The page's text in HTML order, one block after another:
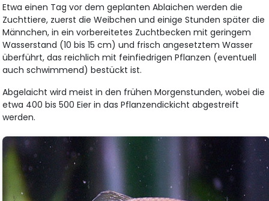
Etwa einen Tag vor dem geplanten Ablaichen werden die
Zuchttiere, zuerst die Weibchen und einige Stunden später die
Männchen, in ein vorbereitetes Zuchtbecken mit geringem
Wasserstand (10 bis 15 cm) und frisch angesetztem Wasser
überführt, das reichlich mit feinfiedrigen Pflanzen (eventuell
auch schwimmend) bestückt ist.
Abgelaicht wird meist in den frühen Morgenstunden, wobei die
etwa 400 bis 500 Eier in das Pflanzendickicht abgestreift
werden.